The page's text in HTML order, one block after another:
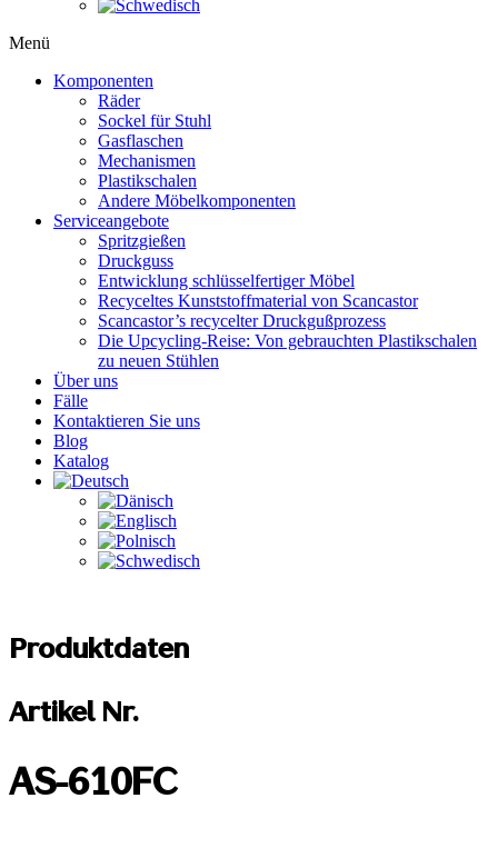
Menü
Komponenten
Räder
Sockel für Stuhl
Gasflaschen
Mechanismen
Plastikschalen
Andere Möbelkomponenten
Serviceangebote
Spritzgießen
Druckguss
Entwicklung schlüsselfertiger Möbel
Recyceltes Kunststoffmaterial von Scancastor
Scancastor’s recycelter Druckgußprozess
Die Upcycling-Reise: Von gebrauchten Plastikschalen
zu neuen Stühlen
Über uns
Fälle
Kontaktieren Sie uns
Blog
Katalog
Produktdaten
Artikel Nr.
AS-610FC